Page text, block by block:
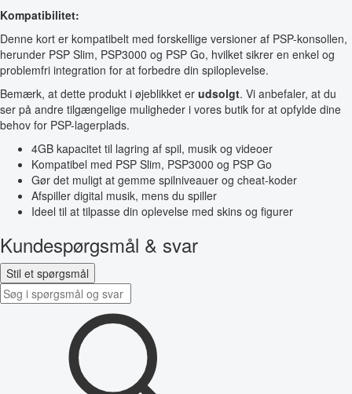
Kompatibilitet:
Denne kort er kompatibelt med forskellige versioner af PSP-konsollen,
herunder PSP Slim, PSP3000 og PSP Go, hvilket sikrer en enkel og
problemfri integration for at forbedre din spiloplevelse.
Bemærk, at dette produkt i øjeblikket er udsolgt. Vi anbefaler, at du
ser på andre tilgængelige muligheder i vores butik for at opfylde dine
behov for PSP-lagerplads.
4GB kapacitet til lagring af spil, musik og videoer
Kompatibel med PSP Slim, PSP3000 og PSP Go
Gør det muligt at gemme spilniveauer og cheat-koder
Afspiller digital musik, mens du spiller
Ideel til at tilpasse din oplevelse med skins og figurer
Kundespørgsmål & svar
Stil et spørgsmål